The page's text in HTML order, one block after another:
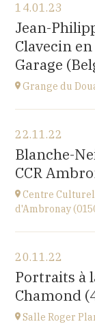
Théâtre de
Le Carré,
Perpignan
à20H30
14.01.23
Jean-
Clavecin
Garage
Grange du
Grange du
Espace du
BELGIQUE
Accéder au site
22.11.22
Blanche-
CCR
Centre
d'Ambronay
Place de l'Abbaye
à10H
20.11.22
Portraits à
Chamond
Salle Roger